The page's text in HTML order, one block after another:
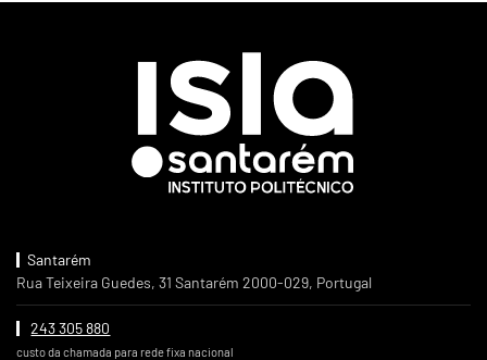
Santarém
Rua Teixeira Guedes, 31 Santarém 2000-029, Portugal
243 305 880
custo da chamada para rede fixa nacional